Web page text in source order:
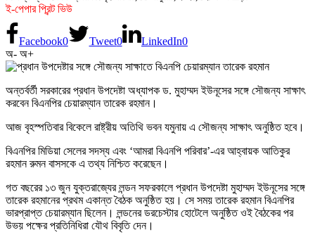
ই-পেপার প্রিন্ট ভিউ
Facebook0 Tweet0 LinkedIn0
অ- অ+
অন্তর্বর্তী সরকারের প্রধান উপদেষ্টা অধ্যাপক ড. মুহাম্মদ ইউনূসের সঙ্গে সৌজন্য সাক্ষাৎ
করবেন বিএনপির চেয়ারম্যান তারেক রহমান।
আজ বৃহস্পতিবার বিকেলে রাষ্ট্রীয় অতিথি ভবন যমুনায় এ সৌজন্য সাক্ষাৎ অনুষ্ঠিত হবে।
বিএনপির মিডিয়া সেলের সদস্য এবং ‘আমরা বিএনপি পরিবার’-এর আহ্বায়ক আতিকুর
রহমান রুমন বাসসকে এ তথ্য নিশ্চিত করেছেন।
গত বছরের ১৩ জুন যুক্তরাজ্যের লন্ডন সফরকালে প্রধান উপদেষ্টা মুহাম্মদ ইউনূসের সঙ্গে
তারেক রহমানের প্রথম একান্ত বৈঠক অনুষ্ঠিত হয়। সে সময় তারেক রহমান বিএনপির
ভারপ্রাপ্ত চেয়ারম্যান ছিলেন। লন্ডনের ডরচেস্টার হোটেলে অনুষ্ঠিত ওই বৈঠকের পর
উভয় পক্ষের প্রতিনিধিরা যৌথ বিবৃতি দেন।